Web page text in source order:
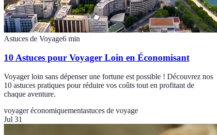
Astuces de Voyage6 min
10 Astuces pour Voyager Loin en Économisant
Voyager loin sans dépenser une fortune est possible ! Découvrez nos
10 astuces pratiques pour réduire vos coûts tout en profitant de
chaque aventure.
voyager économiquementastuces de voyage
Jul 31